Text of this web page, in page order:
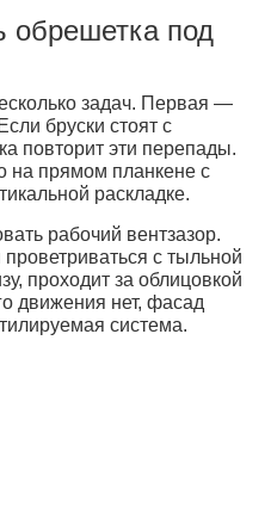
обрешетка под
задач. Первая —
бруски стоят с
повторит эти перепады.
на прямом планкене с
раскладке.
рабочий вентзазор.
с тыльной
проходит за облицовкой
движения нет, фасад
система.